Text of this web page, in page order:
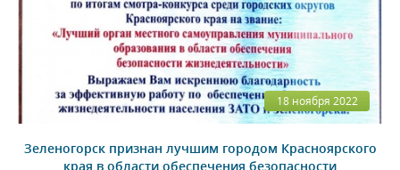
18 ноября 2022
Зеленогорск признан лучшим городом Красноярского
края в области обеспечения безопасности